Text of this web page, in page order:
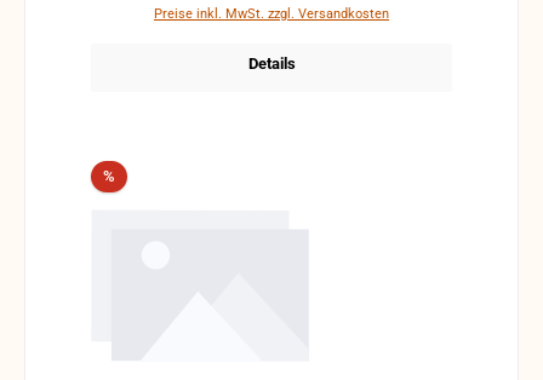
Preise inkl. MwSt. zzgl. Versandkosten
Details
%Rabatt